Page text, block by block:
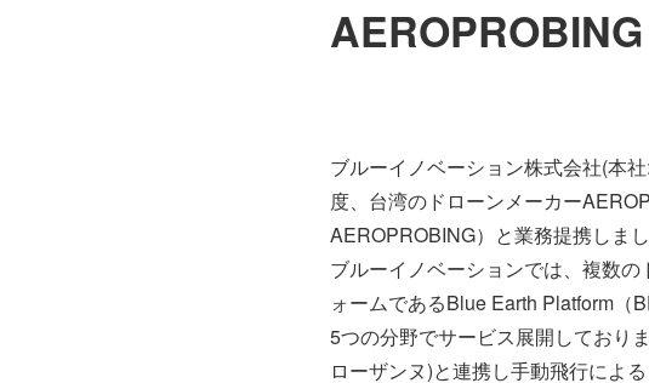
ブルーイノベーション株式会社(本
度、台湾のドローンメーカー
AEROPROBING）と業務提携しま
ブルーイノベーションでは、複数
ォームであるBlue Earth Platform（
5つの分野でサービス展開しており
ローザンヌ)と連携し手動飛行によ